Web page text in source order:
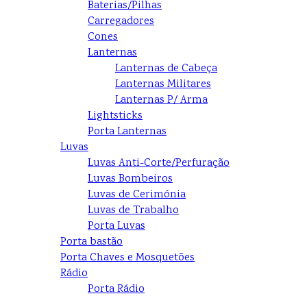
Baterias/Pilhas
Carregadores
Cones
Lanternas
Lanternas de Cabeça
Lanternas Militares
Lanternas P/ Arma
Lightsticks
Porta Lanternas
Luvas
Luvas Anti-Corte/Perfuração
Luvas Bombeiros
Luvas de Cerimónia
Luvas de Trabalho
Porta Luvas
Porta bastão
Porta Chaves e Mosquetões
Rádio
Porta Rádio